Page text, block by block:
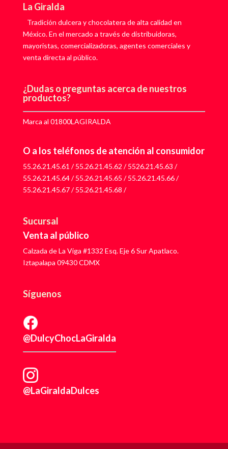
La Giralda
Tradición dulcera y chocolatera de alta calidad en
México. En el mercado a través de distribuidoras,
mayoristas, comercializadoras, agentes comerciales y
venta directa al público.
¿Dudas o preguntas acerca de nuestros
productos?
Marca al 01800LAGIRALDA
O a los teléfonos de atención al consumidor
55.26.21.45.61 /55.26.21.45.62 /5526.21.45.63 /
55.26.21.45.64/55.26.21.45.65 /55.26.21.45.66/
55.26.21.45.67/55.26.21.45.68 /
Sucursal
Venta al público
Calzada de La Viga #1332 Esq. Eje 6 Sur Apatlaco.
Iztapalapa 09430 CDMX
Síguenos
@DulcyChocLaGiralda
@LaGiraldaDulces